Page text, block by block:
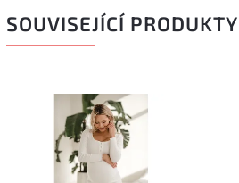
SOUVISEJÍCÍ PRODUKTY